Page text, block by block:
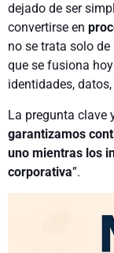
dejado de ser
convertirse en
no se trata solo
que se fusiona
identidades,
La pregunta clave
garantizamos
uno mientras los
corporativa”.